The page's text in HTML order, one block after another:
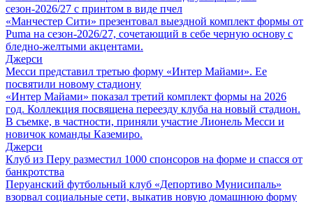
сезон-2026/27 с принтом в виде пчел
«Манчестер Сити» презентовал выездной комплект формы от
Puma на сезон-2026/27, сочетающий в себе черную основу с
бледно-желтыми акцентами.
Джерси
Месси представил третью форму «Интер Майами». Ее
посвятили новому стадиону
«Интер Майами» показал третий комплект формы на 2026
год. Коллекция посвящена переезду клуба на новый стадион.
В съемке, в частности, приняли участие Лионель Месси и
новичок команды Каземиро.
Джерси
Клуб из Перу разместил 1000 спонсоров на форме и спасся от
банкротства
Перуанский футбольный клуб «Депортиво Мунисипаль»
взорвал социальные сети, выкатив новую домашнюю форму